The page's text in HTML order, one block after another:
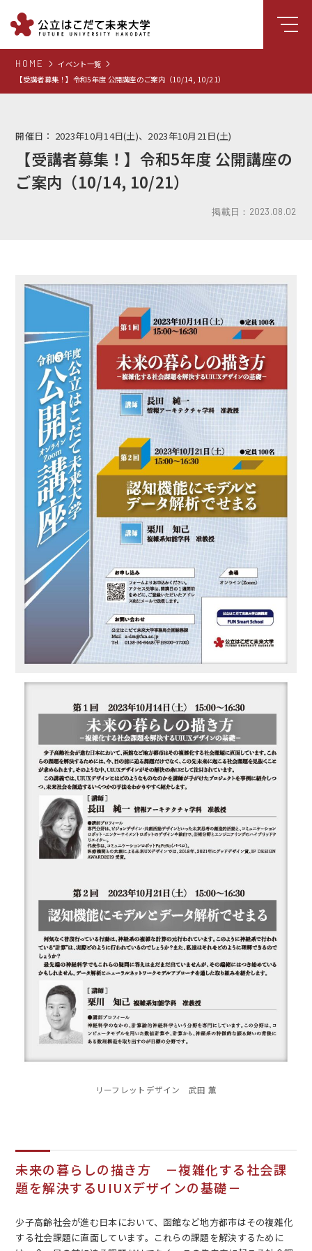
コンセプト動画
大学について
就職支援
学生生活
受験生向け情報
アクセス
HOME
イベント一覧
【受講者募集！】令和5年度 公開講座のご案内（10/14, 10/21）
開催日： 2023年10月14日(土)、2023年10月21日(土)
【受講者募集！】令和5年度 公開講座の
ご案内（10/14, 10/21）
掲載日：2023.08.02
リーフレットデザイン 武田 薫
未来の暮らしの描き方 －複雑化する社会課
題を解決するUIUXデザインの基礎－
少子高齢社会が進む日本において、函館など地方都市はその複雑化
する社会課題に直面しています。これらの課題を解決するために